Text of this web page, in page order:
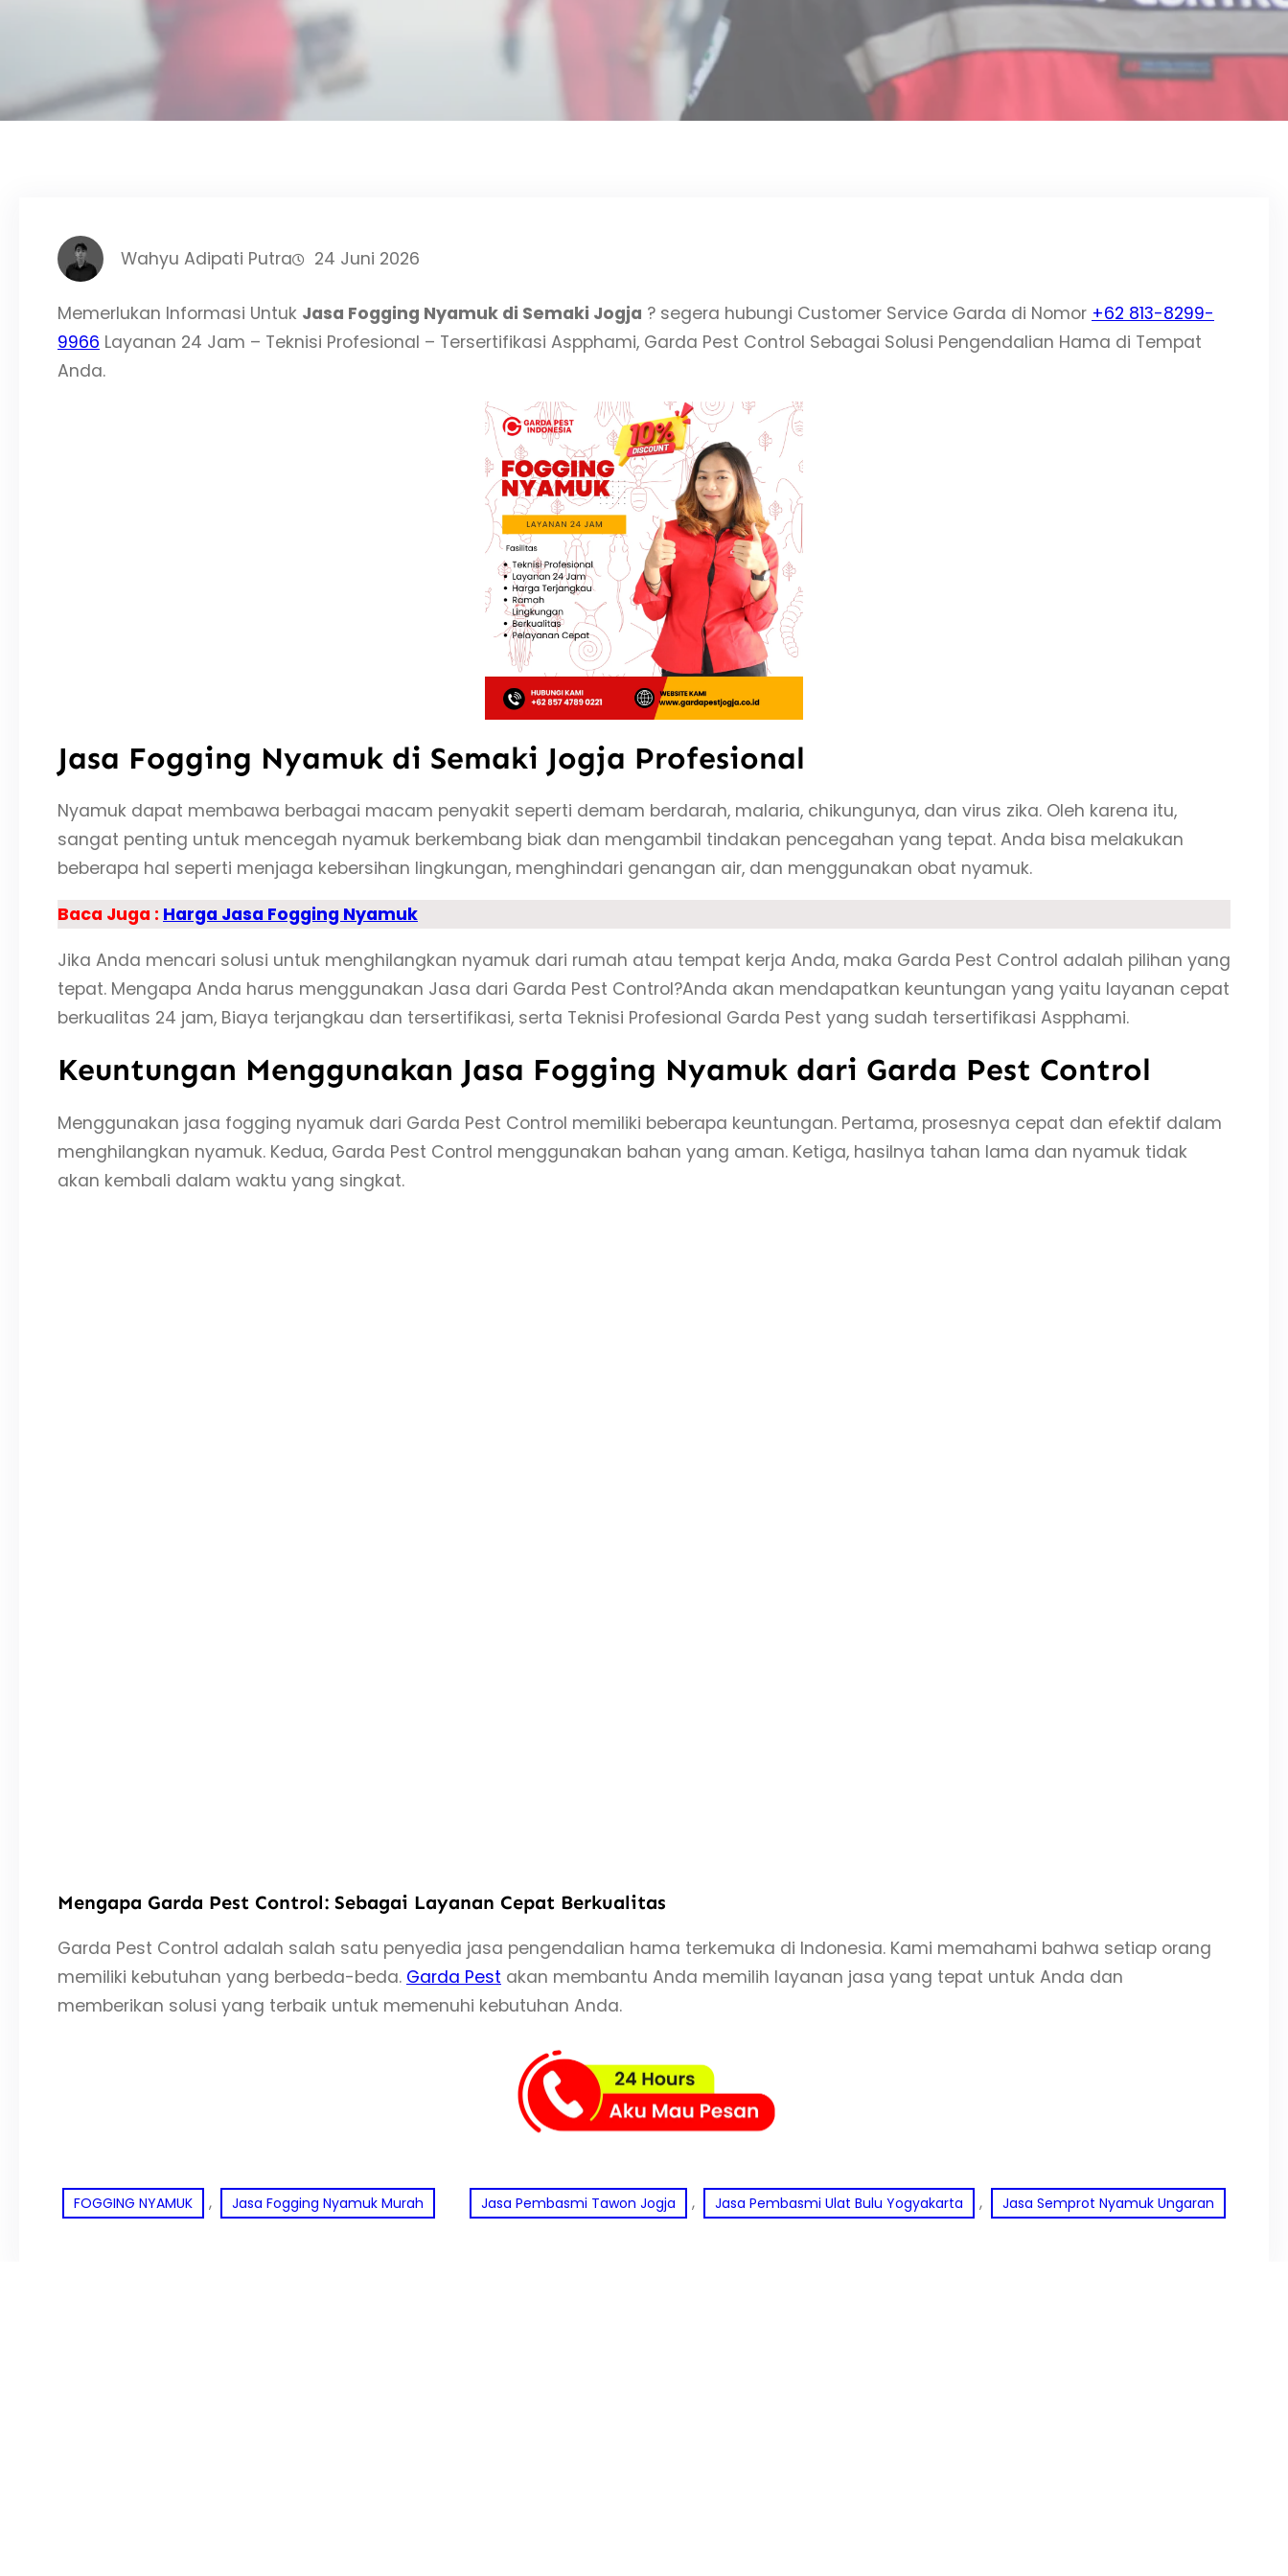
Wahyu Adipati Putra 24 Juni 2026
Memerlukan Informasi Untuk Jasa Fogging Nyamuk di Semaki Jogja ? segera hubungi Customer Service Garda di Nomor +62 813-8299-
9966 Layanan 24 Jam – Teknisi Profesional – Tersertifikasi Aspphami, Garda Pest Control Sebagai Solusi Pengendalian Hama di Tempat
Anda.
Jasa Fogging Nyamuk di Semaki Jogja Profesional
Nyamuk dapat membawa berbagai macam penyakit seperti demam berdarah, malaria, chikungunya, dan virus zika. Oleh karena itu,
sangat penting untuk mencegah nyamuk berkembang biak dan mengambil tindakan pencegahan yang tepat. Anda bisa melakukan
beberapa hal seperti menjaga kebersihan lingkungan, menghindari genangan air, dan menggunakan obat nyamuk.
Baca Juga : Harga Jasa Fogging Nyamuk
Jika Anda mencari solusi untuk menghilangkan nyamuk dari rumah atau tempat kerja Anda, maka Garda Pest Control adalah pilihan yang
tepat. Mengapa Anda harus menggunakan Jasa dari Garda Pest Control?Anda akan mendapatkan keuntungan yang yaitu layanan cepat
berkualitas 24 jam, Biaya terjangkau dan tersertifikasi, serta Teknisi Profesional Garda Pest yang sudah tersertifikasi Aspphami.
Keuntungan Menggunakan Jasa Fogging Nyamuk dari Garda Pest Control
Menggunakan jasa fogging nyamuk dari Garda Pest Control memiliki beberapa keuntungan. Pertama, prosesnya cepat dan efektif dalam
menghilangkan nyamuk. Kedua, Garda Pest Control menggunakan bahan yang aman. Ketiga, hasilnya tahan lama dan nyamuk tidak
akan kembali dalam waktu yang singkat.
Mengapa Garda Pest Control: Sebagai Layanan Cepat Berkualitas
Garda Pest Control adalah salah satu penyedia jasa pengendalian hama terkemuka di Indonesia. Kami memahami bahwa setiap orang
memiliki kebutuhan yang berbeda-beda. Garda Pest akan membantu Anda memilih layanan jasa yang tepat untuk Anda dan
memberikan solusi yang terbaik untuk memenuhi kebutuhan Anda.
FOGGING NYAMUK , Jasa Fogging Nyamuk Murah Jasa Pembasmi Tawon Jogja , Jasa Pembasmi Ulat Bulu Yogyakarta , Jasa Semprot Nyamuk Ungaran